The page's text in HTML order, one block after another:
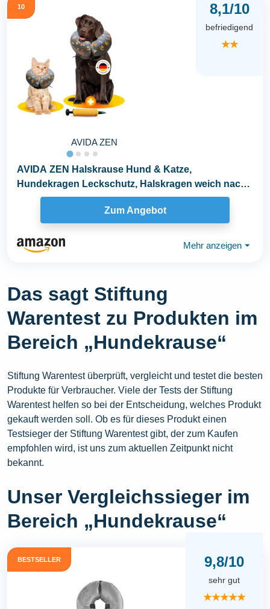
10
AVIDA ZEN
8,1/10
befriedigend
★★
AVIDA ZEN Halskrause Hund & Katze,
Hundekragen Leckschutz, Halskragen weich nach
OP, Schutzkragen...
Zum Angebot
Mehr anzeigen ⏷
Das sagt Stiftung
Warentest zu Produkten im
Bereich „Hundekrause“
Stiftung Warentest überprüft, vergleicht und testet die besten
Produkte für Verbraucher. Viele der Tests der Stiftung
Warentest helfen so bei der Entscheidung, welches Produkt
gekauft werden soll. Ob es für dieses Produkt einen
Testsieger der Stiftung Warentest gibt, der zum Kaufen
empfohlen wird, ist uns zum aktuellen Zeitpunkt nicht
bekannt.
Unser Vergleichssieger im
Bereich „Hundekrause“
BESTSELLER 9,8/10
sehr gut
★★★★★